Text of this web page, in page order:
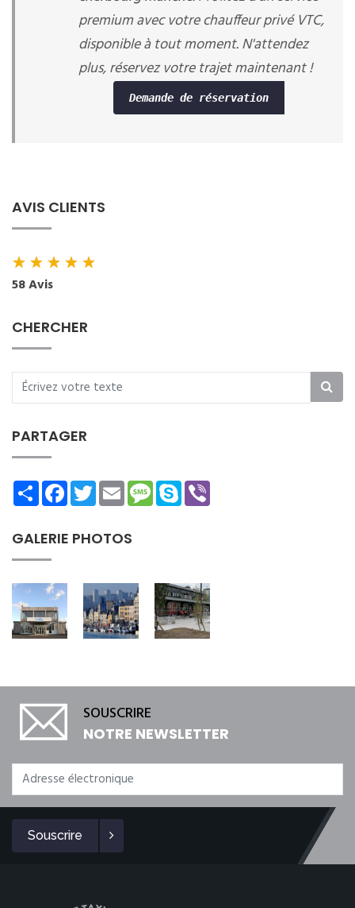
premium avec votre chauffeur privé VTC,
disponible à tout moment. N'attendez
plus, réservez votre trajet maintenant !
Demande de réservation
AVIS CLIENTS
★★★★★
58 Avis
CHERCHER
PARTAGER
ShareFacebookTwitterEmailMessage
Skype
GALERIE PHOTOS
SOUSCRIRE
NOTRE NEWSLETTER
Souscrire